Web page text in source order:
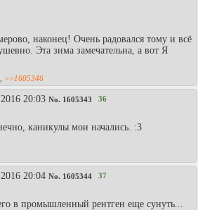
наконец! Очень радовался тому и всё
Эта зима замечательна, а вот Я
>>1605346
20:03 No. 1605343 36
каникулы мои начались. :3
20:04 No. 1605344 37
в промышленный рентген еще сунуть...